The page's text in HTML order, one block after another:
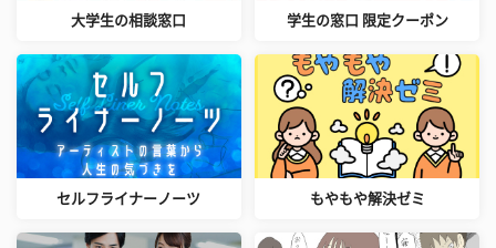
大学生の相談窓口 学生の窓口 限定クーポン
セルフライナーノーツ もやもや解決ゼミ